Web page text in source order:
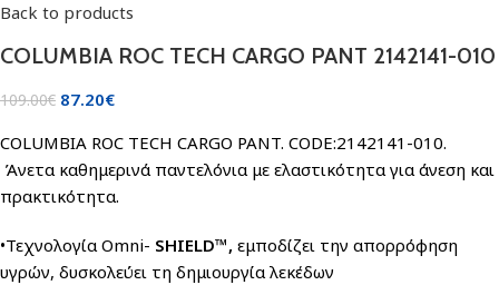
Back to products
COLUMBIA ROC TECH CARGO PANT 2142141-010
109.00€ 87.20€
COLUMBIA ROC TECH CARGO PANT. CODE:2142141-010.
Άνετα καθημερινά παντελόνια με ελαστικότητα για άνεση και
πρακτικότητα.
•Τεχνολογία Omni- SHIELD™, εμποδίζει την απορρόφηση
υγρών, δυσκολεύει τη δημιουργία λεκέδων